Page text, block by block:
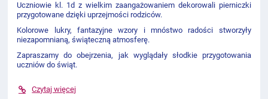
Uczniowie kl. 1d z wielkim zaangażowaniem dekorowali pierniczki
przygotowane dzięki uprzejmości rodziców.
Kolorowe lukry, fantazyjne wzory i mnóstwo radości stworzyły
niezapomnianą, świąteczną atmosferę.
Zapraszamy do obejrzenia, jak wyglądały słodkie przygotowania
uczniów do świąt.
Czytaj więcej